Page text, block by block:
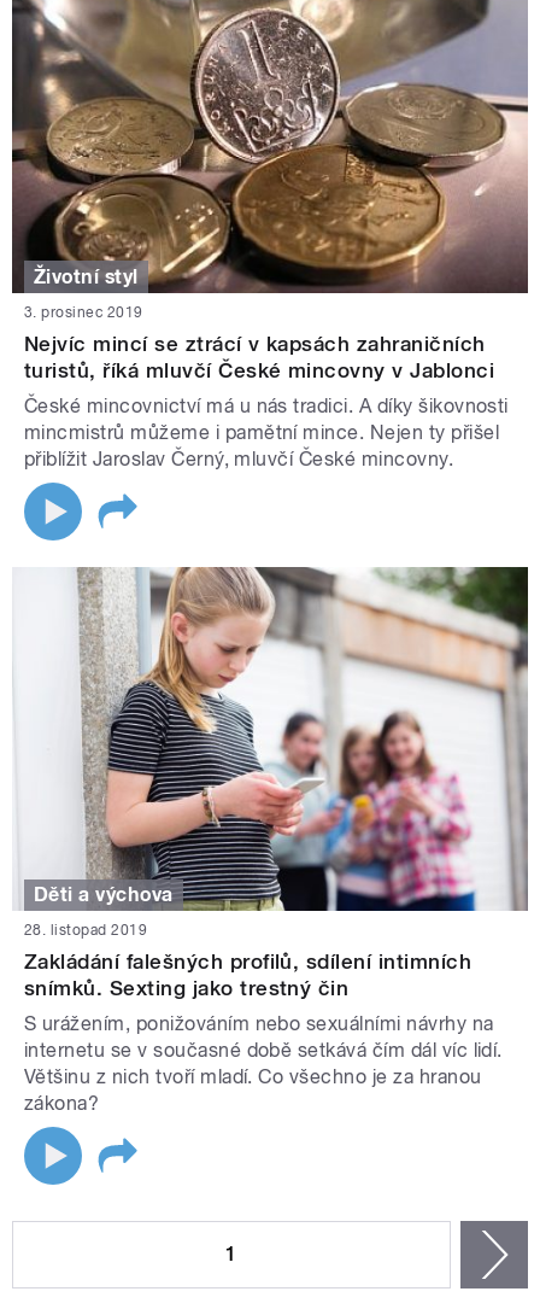
Životní styl
3. prosinec 2019
Nejvíc mincí se ztrácí v kapsách zahraničních
turistů, říká mluvčí České mincovny v Jablonci
České mincovnictví má u nás tradici. A díky šikovnosti
mincmistrů můžeme i pamětní mince. Nejen ty přišel
přiblížit Jaroslav Černý, mluvčí České mincovny.
Děti a výchova
28. listopad 2019
Zakládání falešných profilů, sdílení intimních
snímků. Sexting jako trestný čin
S urážením, ponižováním nebo sexuálními návrhy na
internetu se v současné době setkává čím dál víc lidí.
Většinu z nich tvoří mladí. Co všechno je za hranou
zákona?
1